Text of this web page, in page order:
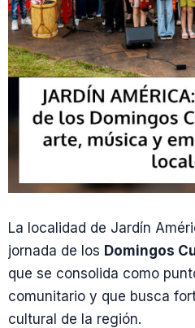
La localidad de Jardín
jornada de los Domingos
que se consolida como
comunitario y que busca
cultural de la región.